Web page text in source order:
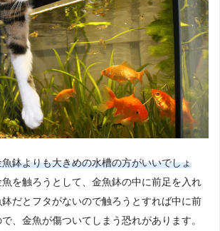
鉢よりも大きめの水槽の方がいいでしょ
を触ろうとして、金魚鉢の中に前足を入れ
だとフタがないので触ろうとすれば中に前
、金魚が傷ついてしまう恐れがあります。